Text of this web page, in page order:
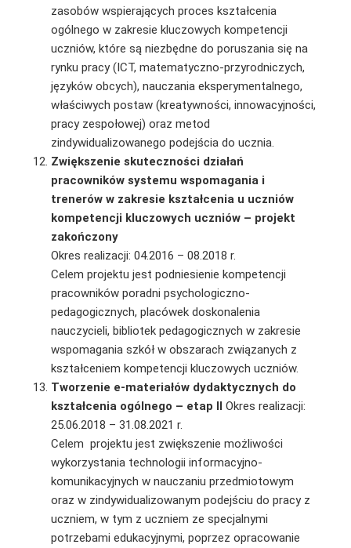
zasobów wspierających proces kształcenia
ogólnego w zakresie kluczowych kompetencji
uczniów, które są niezbędne do poruszania się na
rynku pracy (ICT, matematyczno-przyrod­niczych,
języków obcych), nauczania eksperymentalnego,
właściwych postaw (kreatywności, innowacyjności,
pracy zespołowej) oraz metod
zindywidualizowanego podejścia do ucznia.
Zwiększenie skuteczności działań
pracowników systemu wspomagania i
trenerów w zakresie kształcenia u uczniów
kompetencji kluczowych uczniów – projekt
zakończony
Okres realizacji: 04.2016 – 08.2018 r.
Celem projektu jest podniesienie kompetencji
pracowników poradni psychologiczno-
pedagogicznych, placówek doskonalenia
nauczycieli, bibliotek pedagogicznych w zakresie
wspomagania szkół w obszarach związanych z
kształceniem kompetencji kluczowych uczniów.
Tworzenie e-materiałów dydaktycznych do
kształcenia ogólnego – etap II Okres realizacji:
25.06.2018 – 31.08.2021 r.
Celem projektu jest zwiększenie możliwości
wykorzystania technologii informacyjno-
komunikacyjnych w nauczaniu przedmiotowym
oraz w zindywidualizowanym podejściu do pracy z
uczniem, w tym z uczniem ze specjalnymi
potrzebami edukacyjnymi, poprzez opracowanie